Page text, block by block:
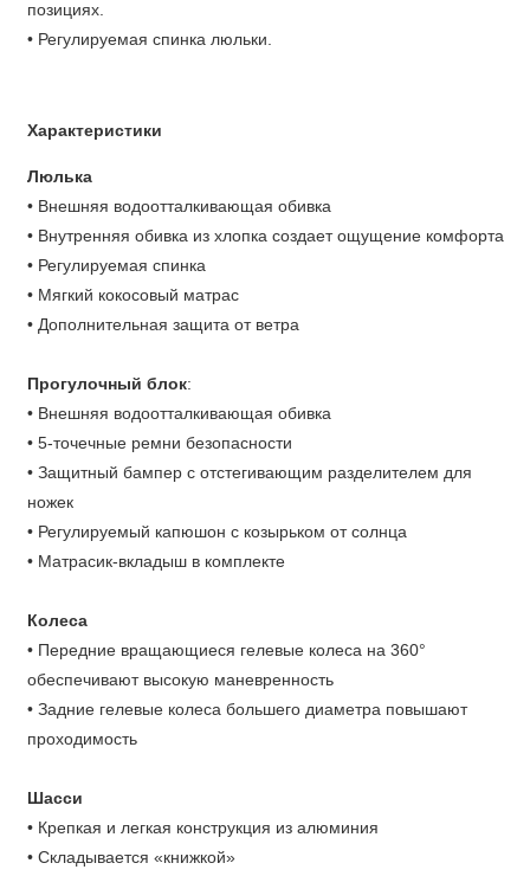
удобный ножной тормоз. Шасси легко складывается и не
занимает много места. Вы сможете компактно хранить вашу
коляску где захотите. Эргономичная ручка выполненная из
приятной экокожи и легко регулируется по высоте. А для
личного комфорта в комплектации предусмотрена
вместительный стильный рюкзак, подстаканник для ваших
напитков и большая сумка для покупок.
позициях.
• Регулируемая спинка люльки.
Характеристики
Люлька
• Внешняя водоотталкивающая обивка
• Внутренняя обивка из хлопка создает ощущение комфорта
• Регулируемая спинка
• Мягкий кокосовый матрас
• Дополнительная защита от ветра
Прогулочный блок:
• Внешняя водоотталкивающая обивка
• 5-точечные ремни безопасности
• Защитный бампер с отстегивающим разделителем для
ножек
• Регулируемый капюшон с козырьком от солнца
• Матрасик-вкладыш в комплекте
Колеса
• Передние вращающиеся гелевые колеса на 360°
обеспечивают высокую маневренность
• Задние гелевые колеса большего диаметра повышают
проходимость
Шасси
• Крепкая и легкая конструкция из алюминия
• Складывается «книжкой»